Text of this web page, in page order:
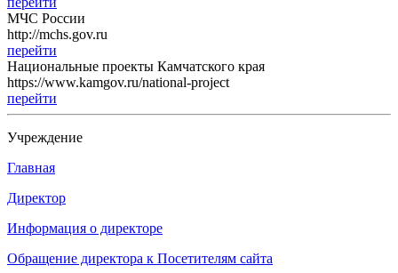
МЧС России
http://mchs.gov.ru
перейти
Национальные проекты Камчатского края
https://www.kamgov.ru/national-project
перейти
Учреждение
Главная
Директор
Информация о директоре
Обращение директора к Посетителям сайта